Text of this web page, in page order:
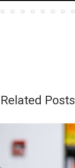
Related Posts